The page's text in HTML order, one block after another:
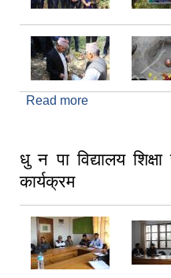
Read more
धु न पा विद्यालय
कार्यक्रम